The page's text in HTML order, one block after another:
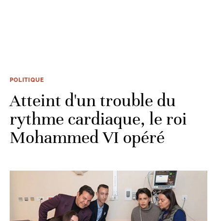
POLITIQUE
Atteint d'un trouble du
rythme cardiaque, le roi
Mohammed VI opéré